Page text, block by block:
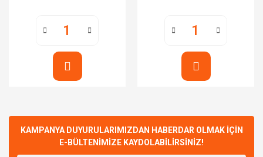
KAMPANYA DUYURULARIMIZDAN HABERDAR OLMAK İÇİN
E-BÜLTENİMİZE KAYDOLABİLİRSİNİZ!